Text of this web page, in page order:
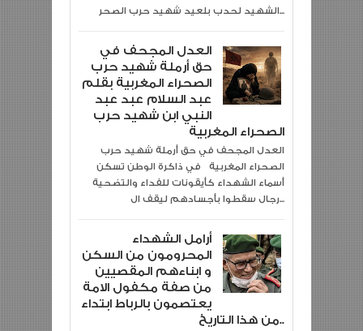
الشهيد لحدب بلعيد شهيد حرب الصحر...
العدل المجحف في
حق أرملة شهيد حرب
الصحراء المغربية بقلم
عبد السلام عبد عبد
النبي ابن شهيد حرب
الصحراء المغربية
الصحراء المغربية في ذاكرة الوطن تسكن
أسماء الشهداء كأيقونات للفداء والتضحية
رجال سقطوا بأجسادهم ليقف ال...
أرامل الشهداء
المحرومون من السكن
و ابناءهم المقصيين
من صفة مكفول الامة
يعتصمون بالرباط ابتداء
من هذا التاريخ..